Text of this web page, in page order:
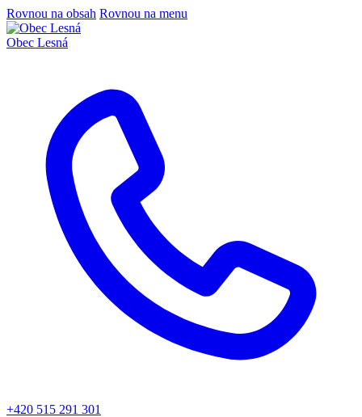
Rovnou na obsah Rovnou na menu
Obec Lesná
+420 515 291 301